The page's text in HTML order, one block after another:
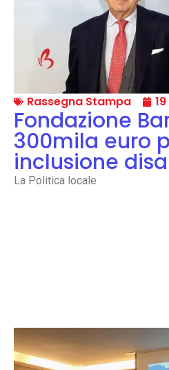
Rassegna Stampa
Fondazione
300mila euro
inclusione
La Politica locale